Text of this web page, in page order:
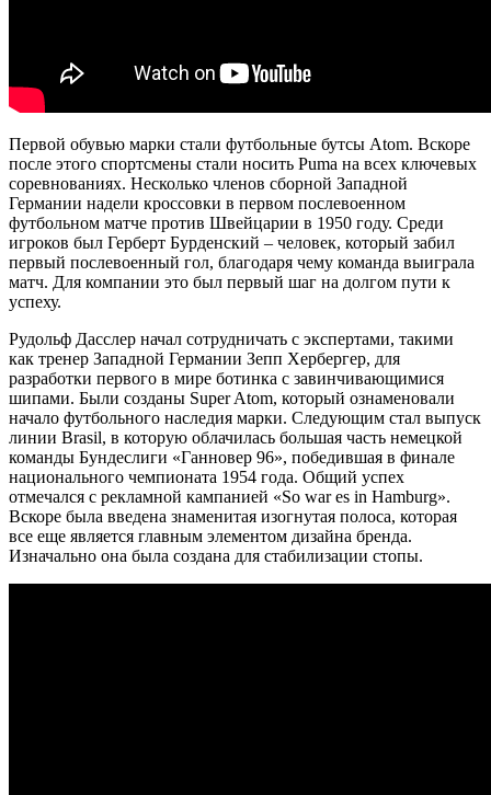
Первой обувью марки стали футбольные бутсы Atom. Вскоре
после этого спортсмены стали носить Puma на всех ключевых
соревнованиях. Несколько членов сборной Западной
Германии надели кроссовки в первом послевоенном
футбольном матче против Швейцарии в 1950 году. Среди
игроков был Герберт Бурденский – человек, который забил
первый послевоенный гол, благодаря чему команда выиграла
матч. Для компании это был первый шаг на долгом пути к
успеху.
Рудольф Дасслер начал сотрудничать с экспертами, такими
как тренер Западной Германии Зепп Хербергер, для
разработки первого в мире ботинка с завинчивающимися
шипами. Были созданы Super Atom, который ознаменовали
начало футбольного наследия марки. Следующим стал выпуск
линии Brasil, в которую облачилась большая часть немецкой
команды Бундеслиги «Ганновер 96», победившая в финале
национального чемпионата 1954 года. Общий успех
отмечался с рекламной кампанией «So war es in Hamburg».
Вскоре была введена знаменитая изогнутая полоса, которая
все еще является главным элементом дизайна бренда.
Изначально она была создана для стабилизации стопы.